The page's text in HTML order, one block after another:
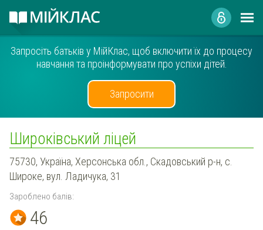
Запросіть батьків у МійКлас, щоб включити їх до процесу
навчання та проінформувати про успіхи дітей.
Запросити
Широківський ліцей
75730, Україна, Херсонська обл., Скадовський р-н, с.
Широке, вул. Ладичука, 31
Зароблено балів:
46